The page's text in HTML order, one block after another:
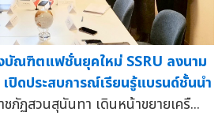
บัณฑิตแฟชั่นยุคใหม่ SSRU ลงนาม
ดประสบการณ์เรียนรู้แบรนด์ชั้นนำ
ภัฏสวนสุนันทา เดินหน้าขยายเครื...